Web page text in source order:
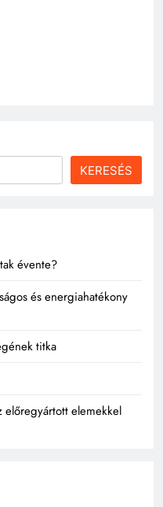
KERESÉS
évente?
és energiahatékony
titka
előregyártott elemekkel